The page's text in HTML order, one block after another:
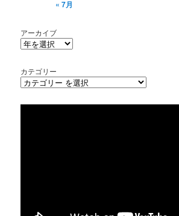
« 7月
アーカイブ
カテゴリー